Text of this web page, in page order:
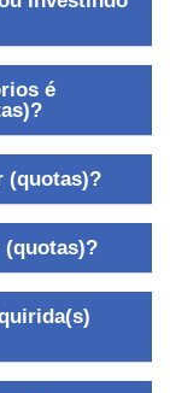
é
(quotas)?